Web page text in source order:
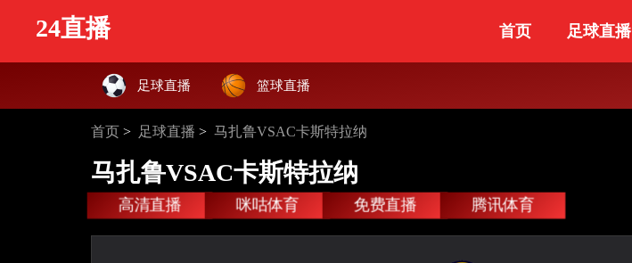
24直播 首页 足球直播
足球直播 篮球直播
首页 > 足球直播 > 马扎鲁VSAC卡斯特拉纳
马扎鲁VSAC卡斯特拉纳
高清直播 咪咕体育 免费直播 腾讯体育